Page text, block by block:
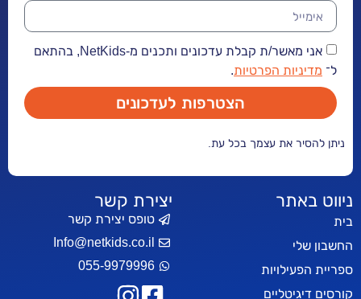
אני מאשר/ת קבלת עדכונים ותכנים מ-NetKids, בהתאם
הפרטיות.
הצטרפות לעדכונים
את עצמך בכל עת.
יצירת קשר
טופס יצירת קשר
Info@netkids.co.il
055-9979996